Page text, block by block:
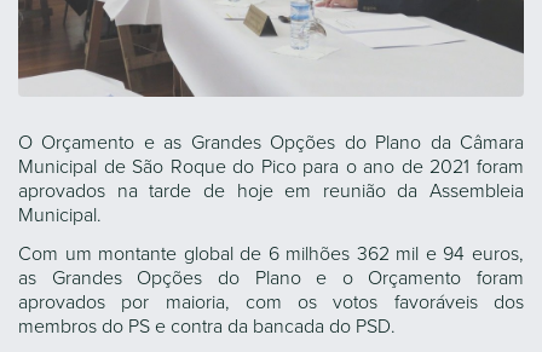
O Orçamento e as Grandes Opções do Plano da Câmara
Municipal de São Roque do Pico para o ano de 2021 foram
aprovados na tarde de hoje em reunião da Assembleia
Municipal.
Com um montante global de 6 milhões 362 mil e 94 euros,
as Grandes Opções do Plano e o Orçamento foram
aprovados por maioria, com os votos favoráveis dos
membros do PS e contra da bancada do PSD.